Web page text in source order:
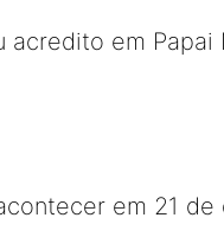
acredito em
em 21